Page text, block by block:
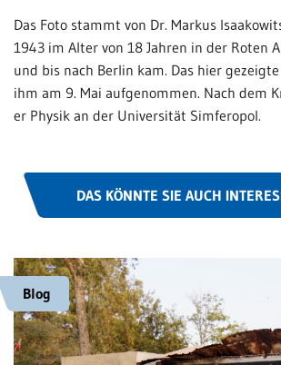
Das Foto stammt von Dr. Markus
1943 im Alter von 18 Jahren in der Roten
und bis nach Berlin kam. Das hier
ihm am 9. Mai aufgenommen. Nach dem
er Physik an der Universität Simferopol.
DAS KÖNNTE SIE AUCH
Blog